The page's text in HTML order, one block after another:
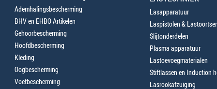
Ademhalingsbescherming
BHV en EHBO Artikelen
Gehoorbescherming
Hoofdbescherming
Kleding
Oogbescherming
Voetbescherming
Lasapparatuur
Laspistolen &
Slijtonderdelen
Plasma apparatuur
Lastoevoegmaterialen
Stiftlassen en Induction
Lasrookafzuiging